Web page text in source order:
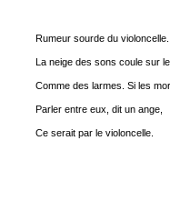
Rumeur sourde du violoncelle.
La neige des sons coule sur
Comme des larmes. Si les
Parler entre eux, dit un ange,
Ce serait par le violoncelle.